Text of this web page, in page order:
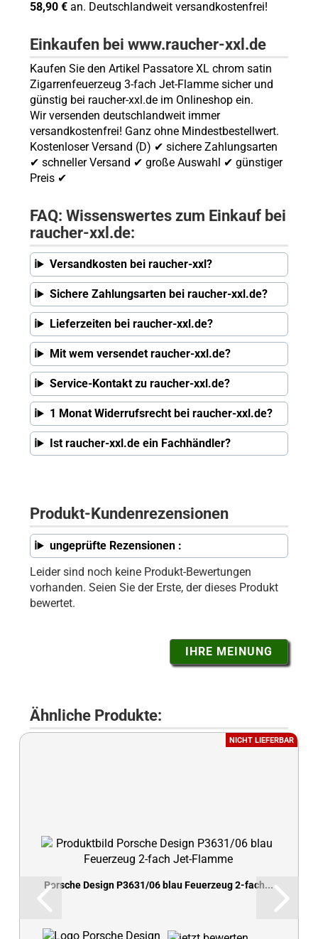
58,90 €an. Deutschlandweit versandkostenfrei!
Einkaufen bei www.raucher-xxl.de
Kaufen Sie den Artikel Passatore XL chrom satin
Zigarrenfeuerzeug 3-fach Jet-Flamme sicher und
günstig bei raucher-xxl.de im Onlineshop ein.
Wir versenden deutschlandweit immer
versandkostenfrei! Ganz ohne Mindestbestellwert.
Kostenloser Versand (D) ✔ sichere Zahlungsarten
✔ schneller Versand ✔ große Auswahl ✔ günstiger
Preis ✔
FAQ: Wissenswertes zum Einkauf bei
raucher-xxl.de:
Versandkosten bei raucher-xxl?
Sichere Zahlungsarten bei raucher-xxl.de?
Lieferzeiten bei raucher-xxl.de?
Mit wem versendet raucher-xxl.de?
Service-Kontakt zu raucher-xxl.de?
1 Monat Widerrufsrecht bei raucher-xxl.de?
Ist raucher-xxl.de ein Fachhändler?
Produkt-Kundenrezensionen
ungeprüfte Rezensionen :
Leider sind noch keine Produkt-Bewertungen
vorhanden. Seien Sie der Erste, der dieses Produkt
bewertet.
IHRE MEINUNG
Ähnliche Produkte:
NICHT LIEFERBAR
Porsche Design P3631/06 blau Feuerzeug 2-fach...